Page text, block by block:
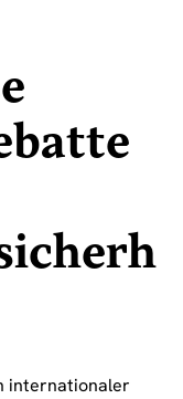
internationaler